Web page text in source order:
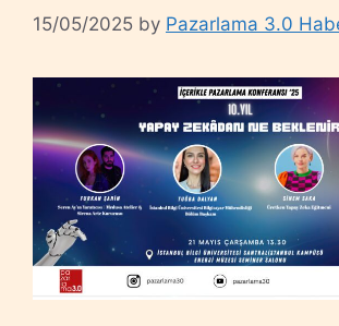
15/05/2025 by Pazarlama 3.0